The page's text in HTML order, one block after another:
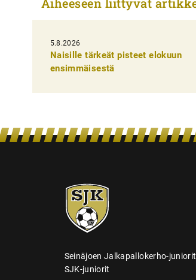
i
k
e
n
5.8.2026
Naisille tärkeät pisteet elokuun
ensimmäisestä
SJK-
juniorit
Seinäjoen Jalkapallokerho-
SJK-juniorit